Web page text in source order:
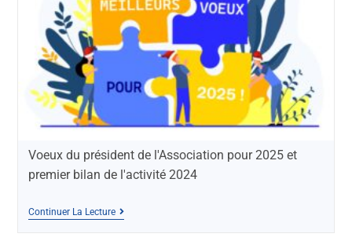
Voeux du président de l'Association pour 2025 et
premier bilan de l'activité 2024
Continuer La Lecture